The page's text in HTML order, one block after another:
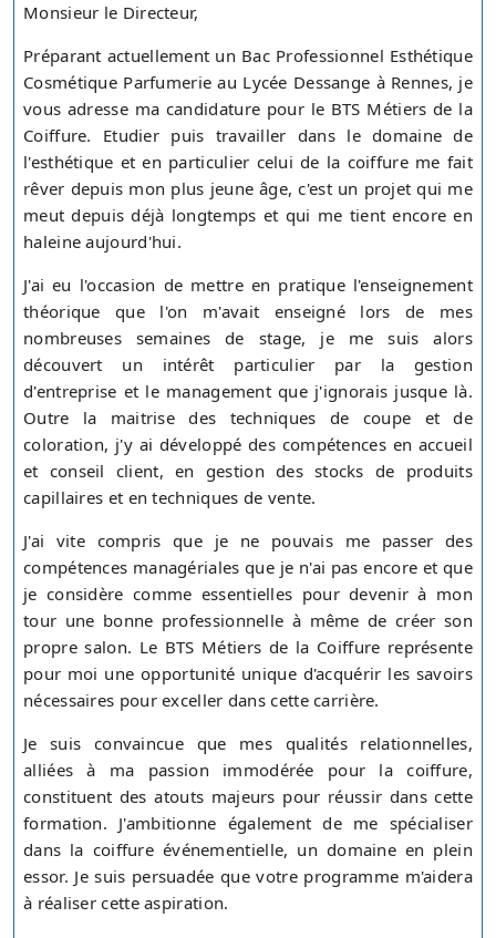
Monsieur le Directeur,
Préparant actuellement un Bac Professionnel Esthétique
Cosmétique Parfumerie au Lycée Dessange à Rennes, je
vous adresse ma candidature pour le BTS Métiers de la
Coiffure. Etudier puis travailler dans le domaine de
l'esthétique et en particulier celui de la coiffure me fait
rêver depuis mon plus jeune âge, c'est un projet qui me
meut depuis déjà longtemps et qui me tient encore en
haleine aujourd'hui.
J'ai eu l'occasion de mettre en pratique l'enseignement
théorique que l'on m'avait enseigné lors de mes
nombreuses semaines de stage, je me suis alors
découvert un intérêt particulier par la gestion
d'entreprise et le management que j'ignorais jusque là.
Outre la maitrise des techniques de coupe et de
coloration, j'y ai développé des compétences en accueil
et conseil client, en gestion des stocks de produits
capillaires et en techniques de vente.
J'ai vite compris que je ne pouvais me passer des
compétences managériales que je n'ai pas encore et que
je considère comme essentielles pour devenir à mon
tour une bonne professionnelle à même de créer son
propre salon. Le BTS Métiers de la Coiffure représente
pour moi une opportunité unique d'acquérir les savoirs
nécessaires pour exceller dans cette carrière.
Je suis convaincue que mes qualités relationnelles,
alliées à ma passion immodérée pour la coiffure,
constituent des atouts majeurs pour réussir dans cette
formation. J'ambitionne également de me spécialiser
dans la coiffure événementielle, un domaine en plein
essor. Je suis persuadée que votre programme m'aidera
à réaliser cette aspiration.